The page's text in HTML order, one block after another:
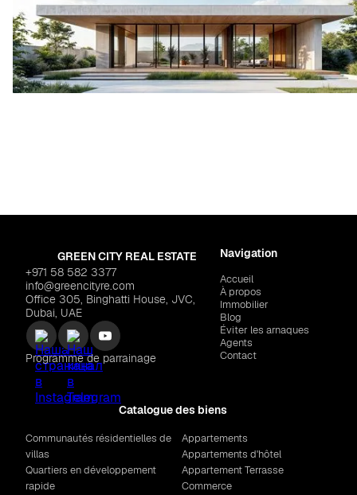
GREEN CITY REAL ESTATE
+971 58 582 3377
info@greencityre.com
Office 305, Binghatti House, JVC,
Dubai, UAE
Programme de parrainage
Navigation
Accueil
À propos
Immobilier
Blog
Éviter les arnaques
Agents
Contact
Catalogue des biens
Communautés résidentielles de
villas
Quartiers en développement
rapide
Appartements
Appartements d'hôtel
Appartement Terrasse
Commerce